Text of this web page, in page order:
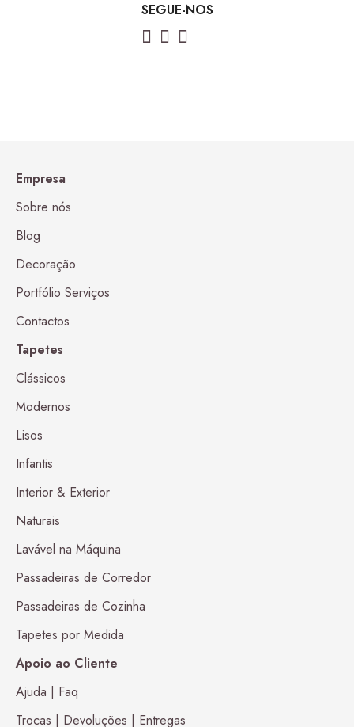
Empresa
Sobre nós
Blog
Decoração
Portfólio Serviços
Contactos
Tapetes
Clássicos
Modernos
Lisos
Infantis
Interior & Exterior
Naturais
Lavável na Máquina
Passadeiras de Corredor
Passadeiras de Cozinha
Tapetes por Medida
Apoio ao Cliente
Ajuda | Faq
Trocas | Devoluções | Entregas
SEGUE-NOS